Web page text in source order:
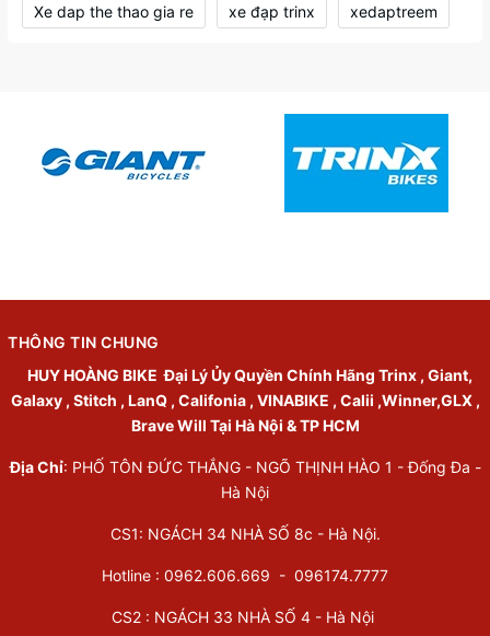
Xe dap the thao gia re xe đạp trinx xedaptreem
THÔNG TIN CHUNG
HUY HOÀNG BIKE Đại Lý Ủy Quyền Chính Hãng Trinx , Giant,
Galaxy , Stitch , LanQ , Califonia , VINABIKE , Calii ,Winner,GLX ,
Brave Will Tại Hà Nội & TP HCM
Địa Chỉ: PHỐ TÔN ĐỨC THẮNG - NGÕ THỊNH HÀO 1 - Đống Đa -
Hà Nội
CS1: NGÁCH 34 NHÀ SỐ 8c - Hà Nội.
Hotline : 0962.606.669 - 096174.7777
CS2 : NGÁCH 33 NHÀ SỐ 4 - Hà Nội